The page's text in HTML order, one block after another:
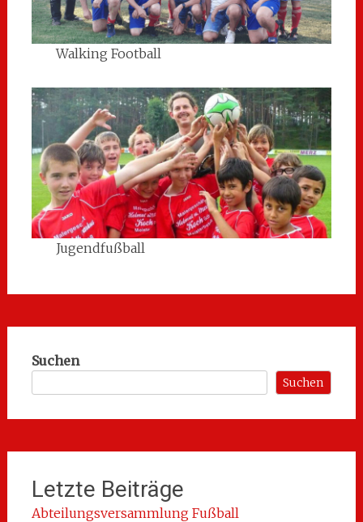
Walking Football
Jugendfußball
Suchen
Suchen
Letzte Beiträge
Abteilungsversammlung Fußball